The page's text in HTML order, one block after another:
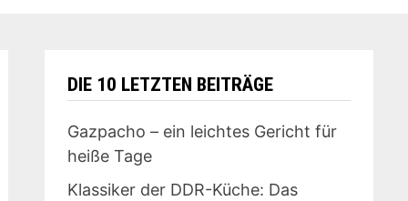
DIE 10 LETZTEN BEITRÄGE
Gazpacho – ein leichtes Gericht für
heiße Tage
Klassiker der DDR-Küche: Das